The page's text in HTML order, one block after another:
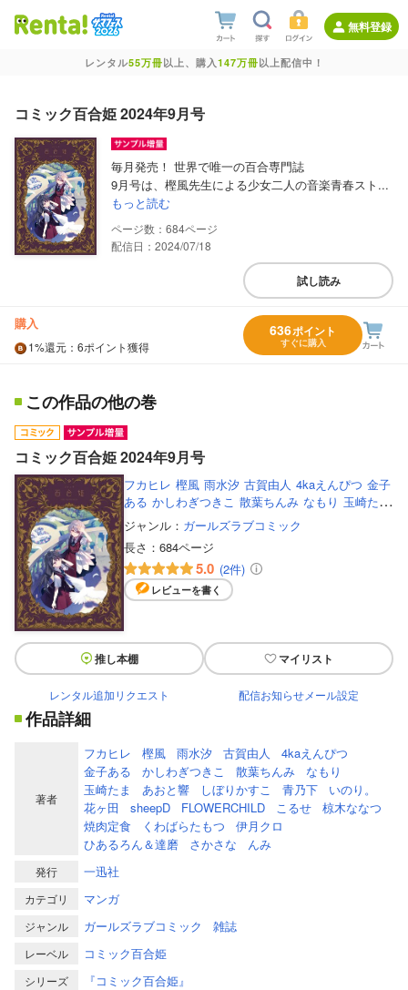
無料登録
レンタル55万冊以上、購入147万冊以上配信中！
コミック百合姫 2024年9月号
毎月発売！ 世界で唯一の百合専門誌
9月号は、樫風先生による少女二人の音楽青春スト...
もっと読む
684
配信日：2024/07/18
試し読み
購入
1%還元 ：6ポイント獲得
636ポイント
すぐに購入
この作品の他の巻
コミック百合姫 2024年9月号
フカヒレ 樫風 雨水汐 古賀由人 4kaえんぴつ 金子
ある かしわぎつきこ 散葉ちんみ なもり 玉崎た
ま
あおと響 しぼりかすこ 青乃下
田 sheepD FLOWERCHILD こるせ
肉定食 くわばらたもつ
磨 さかさな んみ
ジャンル： ガールズラブコミック
長さ： 684ページ
5.0 (2件)
レビューを書く
推し本棚 マイリスト
レンタル追加リクエスト 配信お知らせメール設定
作品詳細
著者
フカヒレ 樫風 雨水汐 古賀由人
4kaえんぴつ
金子ある
かしわぎつきこ 散葉ちんみ
なもり
玉崎たま
あおと響 しぼりかすこ 青乃下
いのり。
花ヶ田
sheepD FLOWERCHILD こるせ
椋木ななつ
焼肉定食
くわばらたもつ
伊月クロ
ひあるろん＆達磨
さかさな んみ
発行 一迅社
カテゴリ マンガ
ジャンル ガールズラブコミック 雑誌
レーベル コミック百合姫
シリーズ 『コミック百合姫』